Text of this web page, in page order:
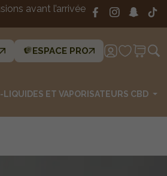
avant l’arrivée
ESPACE PRO
LIQUIDES ET VAPORISATEURS CBD